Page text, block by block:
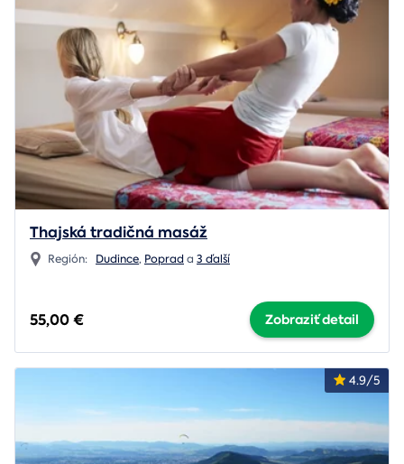
Thajská tradičná masáž
Región: Dudince, Poprada 3 ďalší
55,00 € Zobraziť detail
4.9/5